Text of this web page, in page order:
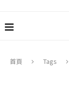
首頁 Tags